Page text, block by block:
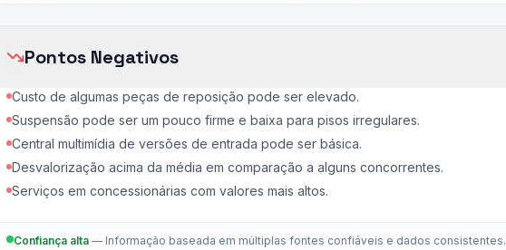
Pontos Negativos
Custo de algumas peças de reposição pode ser elevado.
Suspensão pode ser um pouco firme e baixa para pisos irregulares.
Central multimídia de versões de entrada pode ser básica.
Desvalorização acima da média em comparação a alguns concorrentes.
Serviços em concessionárias com valores mais altos.
Confiança alta — Informação baseada em múltiplas fontes confiáveis e dados consistentes.